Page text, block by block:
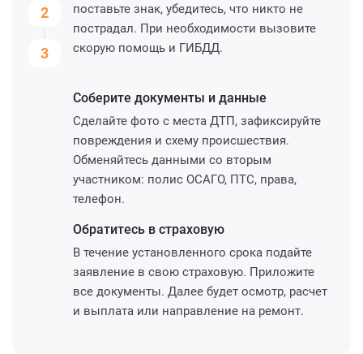
2
3
поставьте знак, убедитесь, что никто не
пострадал. При необходимости вызовите
скорую помощь и ГИБДД.
Соберите документы и данные
Сделайте фото с места ДТП, зафиксируйте
повреждения и схему происшествия.
Обменяйтесь данными со вторым
участником: полис ОСАГО, ПТС, права,
телефон.
Обратитесь в страховую
В течение установленного срока подайте
заявление в свою страховую. Приложите
все документы. Далее будет осмотр, расчет
и выплата или направление на ремонт.